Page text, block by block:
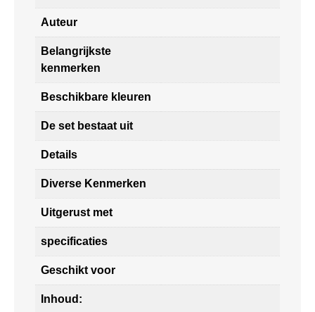
Auteur
Belangrijkste
kenmerken
Beschikbare kleuren
De set bestaat uit
Details
Diverse Kenmerken
Uitgerust met
specificaties
Geschikt voor
Inhoud: